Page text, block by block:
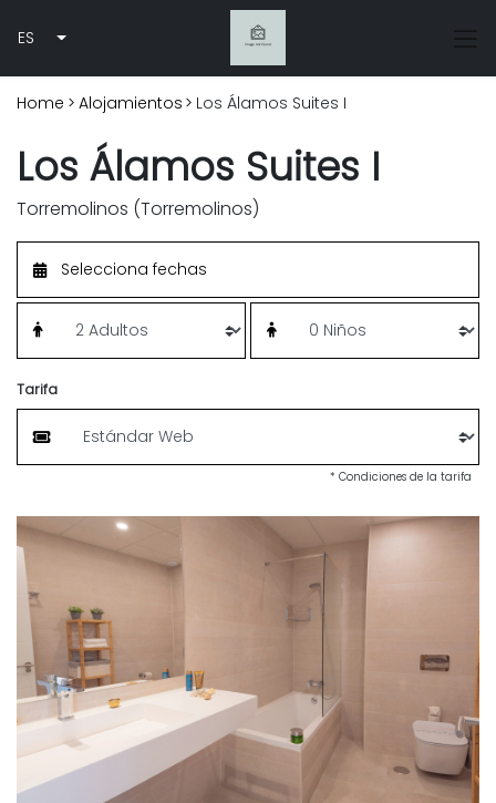
ES
Home > Alojamientos > Los Álamos Suites I
Los Álamos Suites I
Torremolinos (Torremolinos)
Tarifa
* Condiciones de la tarifa